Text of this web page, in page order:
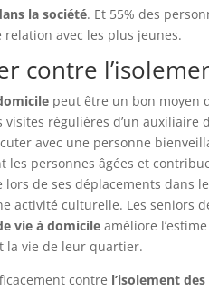
la société. Et 55% des
avec les plus jeunes.
contre
peut être un bon moyen
visites régulières d’un auxiliaire
avec une personne
les personnes âgées et
lors de ses déplacements
activité culturelle. Les seniors
vie à domicile améliore
la vie de leur quartier.
contre l’isolement